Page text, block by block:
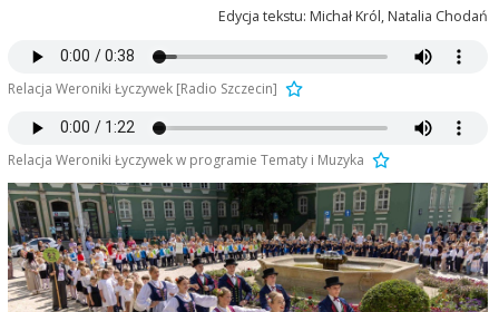
Edycja tekstu: Michał Król, Natalia Chodań
Relacja Weroniki Łyczywek [Radio Szczecin]
Relacja Weroniki Łyczywek w programie Tematy i Muzyka